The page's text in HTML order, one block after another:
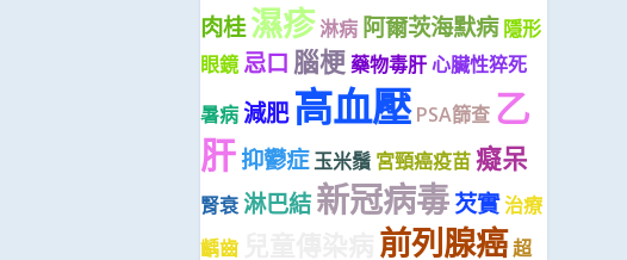
肉桂濕疹淋病 阿爾茨海默病 隱形
眼鏡 忌口 腦梗 藥物毒肝心臟性猝死
暑病減肥 高血壓 PSA篩查 乙
肝抑鬱症 玉米鬚 宮頸癌疫苗癡呆
腎衰淋巴結新冠病毒芡實治療
齲齒
前列腺癌超